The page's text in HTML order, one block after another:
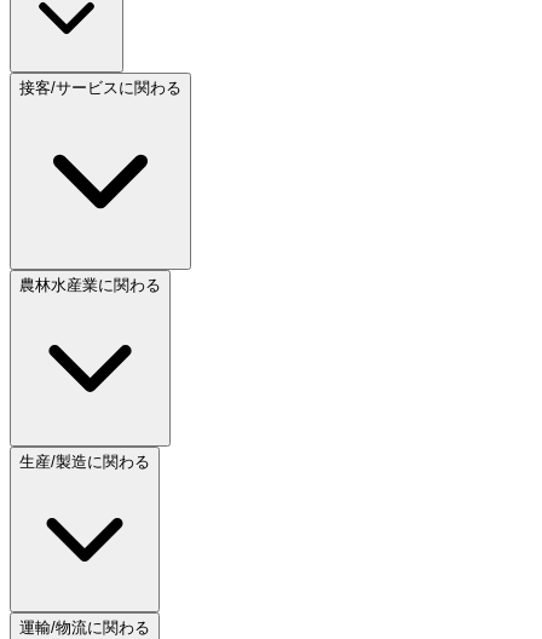
接客/サービスに関わる
農林水産業に関わる
生産/製造に関わる
運輸/物流に関わる